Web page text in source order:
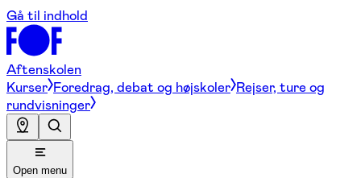
Gå til indhold
Aftenskolen
Kurser Foredrag, debat og højskoler Rejser, ture og
rundvisninger
Open menu